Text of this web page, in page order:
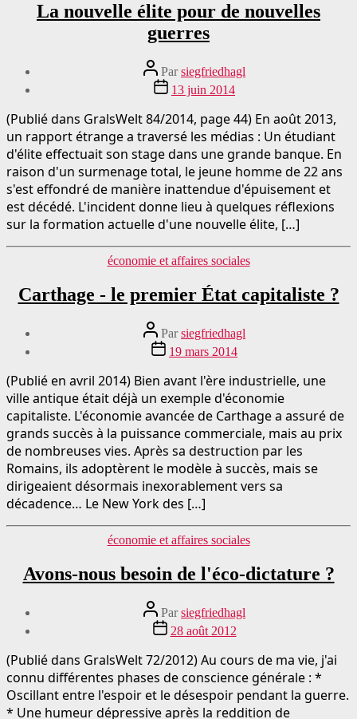
La nouvelle élite pour de nouvelles
guerres
Auteur
du
message
Parsiegfriedhagl
Date
publication
13 juin 2014
(Publié dans GralsWelt 84/2014, page 44) En août 2013,
un rapport étrange a traversé les médias : Un étudiant
d'élite effectuait son stage dans une grande banque. En
raison d'un surmenage total, le jeune homme de 22 ans
s'est effondré de manière inattendue d'épuisement et
est décédé. L'incident donne lieu à quelques réflexions
sur la formation actuelle d'une nouvelle élite, […]
Catégories
économie et affaires sociales
Carthage - le premier État capitaliste ?
Auteur
du
message
Parsiegfriedhagl
Date
publication
19 mars 2014
(Publié en avril 2014) Bien avant l'ère industrielle, une
ville antique était déjà un exemple d'économie
capitaliste. L'économie avancée de Carthage a assuré de
grands succès à la puissance commerciale, mais au prix
de nombreuses vies. Après sa destruction par les
Romains, ils adoptèrent le modèle à succès, mais se
dirigeaient désormais inexorablement vers sa
décadence… Le New York des […]
Catégories
économie et affaires sociales
Avons-nous besoin de l'éco-dictature ?
Auteur
du
message
Parsiegfriedhagl
Date
publication
28 août 2012
(Publié dans GralsWelt 72/2012) Au cours de ma vie, j'ai
connu différentes phases de conscience générale : *
Oscillant entre l'espoir et le désespoir pendant la guerre.
* Une humeur dépressive après la reddition de